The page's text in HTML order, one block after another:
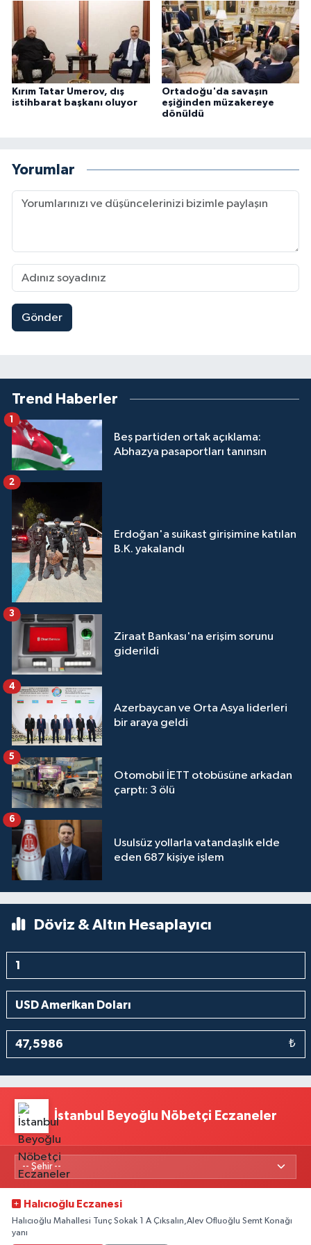
Kırım Tatar Umerov, dış
istihbarat başkanı oluyor
Ortadoğu'da savaşın
eşiğinden müzakereye
dönüldü
Yorumlar
Gönder
Trend Haberler
Beş partiden ortak açıklama:
Abhazya pasaportları tanınsın
1
Erdoğan'a suikast girişimine katılan
B.K. yakalandı
2
Ziraat Bankası'na erişim sorunu
giderildi
3
Azerbaycan ve Orta Asya liderleri
bir araya geldi
4
Otomobil İETT otobüsüne arkadan
çarptı: 3 ölü
5
Usulsüz yollarla vatandaşlık elde
eden 687 kişiye işlem
6
Döviz & Altın Hesaplayıcı
₺
İstanbul Beyoğlu Nöbetçi Eczaneler
Halıcıoğlu Eczanesi
Halıcıoğlu Mahallesi Tunç Sokak 1 A Çıksalın,Alev Ofluoğlu Semt Konağı
yanı